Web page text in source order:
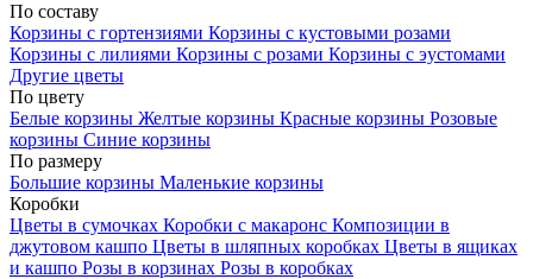
По составу
Корзины с гортензиями Корзины с кустовыми розами
Корзины с лилиями Корзины с розами Корзины с эустомами
Другие цветы
По цвету
Белые корзины Желтые корзины Красные корзины Розовые
корзины Синие корзины
По размеру
Большие корзины Маленькие корзины
Коробки
Цветы в сумочках Коробки с макаронс Композиции в
джутовом кашпо Цветы в шляпных коробках Цветы в ящиках
и кашпо Розы в корзинах Розы в коробках